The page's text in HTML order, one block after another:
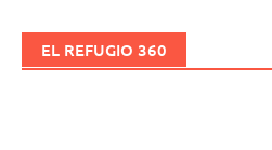
EL REFUGIO 360